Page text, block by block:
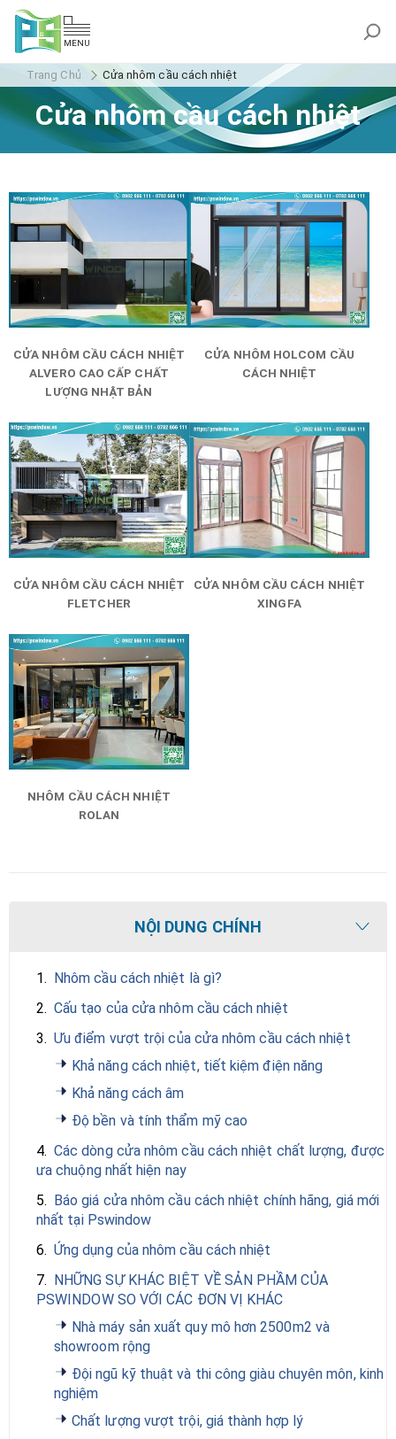
MENU
Trang Chủ Cửa nhôm cầu cách nhiệt
Cửa nhôm cầu cách nhiệt
CỬA NHÔM CẦU CÁCH NHIỆT
ALVERO CAO CẤP CHẤT
LƯỢNG NHẬT BẢN
CỬA NHÔM HOLCOM CẦU
CÁCH NHIỆT
CỬA NHÔM CẦU CÁCH NHIỆT
FLETCHER
CỬA NHÔM CẦU CÁCH NHIỆT
XINGFA
NHÔM CẦU CÁCH NHIỆT
ROLAN
NỘI DUNG CHÍNH
1. Nhôm cầu cách nhiệt là gì?
2. Cấu tạo của cửa nhôm cầu cách nhiệt
3. Ưu điểm vượt trội của cửa nhôm cầu cách nhiệt
Khả năng cách nhiệt, tiết kiệm điện năng
Khả năng cách âm
Độ bền và tính thẩm mỹ cao
4. Các dòng cửa nhôm cầu cách nhiệt chất lượng, được
ưa chuộng nhất hiện nay
5. Báo giá cửa nhôm cầu cách nhiệt chính hãng, giá mới
nhất tại Pswindow
6. Ứng dụng của nhôm cầu cách nhiệt
7. NHỮNG SỰ KHÁC BIỆT VỀ SẢN PHẦM CỦA
PSWINDOW SO VỚI CÁC ĐƠN VỊ KHÁC
Nhà máy sản xuất quy mô hơn 2500m2 và
showroom rộng
Đội ngũ kỹ thuật và thi công giàu chuyên môn, kinh
nghiệm
Chất lượng vượt trội, giá thành hợp lý